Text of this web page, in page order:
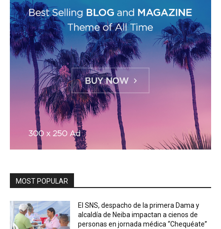
MOST POPULAR
El SNS, despacho de la primera Dama y
alcaldía de Neiba impactan a cienos de
personas en jornada médica “Chequéate”